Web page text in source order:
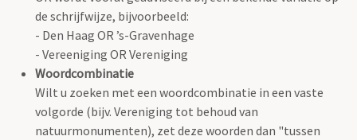
de schrijfwijze, bijvoorbeeld:
- Den Haag OR ’s-Gravenhage
- Vereeniging OR Vereniging
Woordcombinatie
Wilt u zoeken met een woordcombinatie in een vaste
volgorde (bijv. Vereniging tot behoud van
natuurmonumenten), zet deze woorden dan "tussen